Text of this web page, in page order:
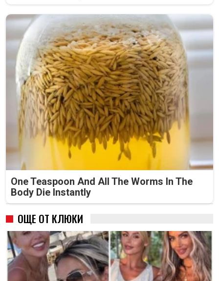
One Teaspoon And All The Worms In The
Body Die Instantly
ОЩЕ ОТ КЛЮКИ